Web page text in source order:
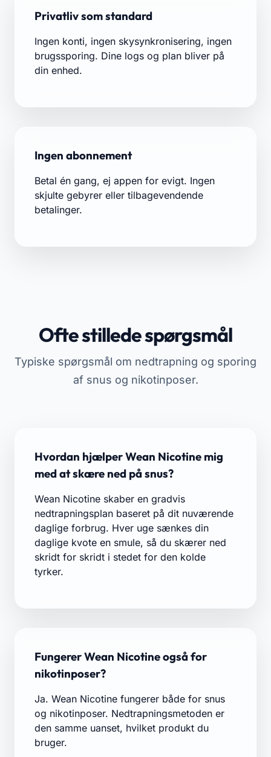
Privatliv som standard
Ingen konti, ingen skysynkronisering, ingen
brugssporing. Dine logs og plan bliver på
din enhed.
Ingen abonnement
Betal én gang, ej appen for evigt. Ingen
skjulte gebyrer eller tilbagevendende
betalinger.
Ofte stillede spørgsmål
Typiske spørgsmål om nedtrapning og sporing
af snus og nikotinposer.
Hvordan hjælper Wean Nicotine mig
med at skære ned på snus?
Wean Nicotine skaber en gradvis
nedtrapningsplan baseret på dit nuværende
daglige forbrug. Hver uge sænkes din
daglige kvote en smule, så du skærer ned
skridt for skridt i stedet for den kolde
tyrker.
Fungerer Wean Nicotine også for
nikotinposer?
Ja. Wean Nicotine fungerer både for snus
og nikotinposer. Nedtrapningsmetoden er
den samme uanset, hvilket produkt du
bruger.